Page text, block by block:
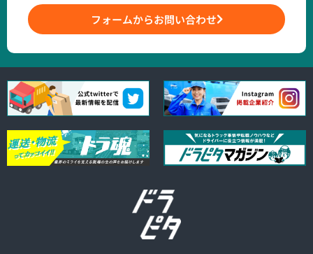
フォームからお問い合わせ